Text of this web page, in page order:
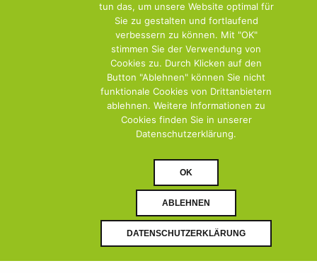
DOWNLOAD(0)
DOWNLOAD PDF(0)
tun das, um unsere Website optimal für
Sie zu gestalten und fortlaufend
verbessern zu können. Mit "OK"
stimmen Sie der Verwendung von
Cookies zu. Durch Klicken auf den
Button "Ablehnen" können Sie nicht
funktionale Cookies von Drittanbietern
ablehnen. Weitere Informationen zu
Cookies finden Sie in unserer
Datenschutzerklärung.
OK
ABLEHNEN
DATENSCHUTZERKLÄRUNG